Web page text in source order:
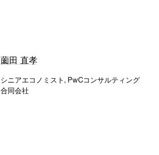
薗田 直孝
シニアエコノミスト, PwCコンサルティング
合同会社